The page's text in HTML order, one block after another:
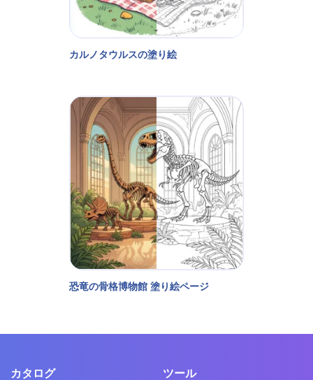
カルノタウルスの塗り絵
恐竜の骨格博物館 塗り絵ページ
カタログ ツール